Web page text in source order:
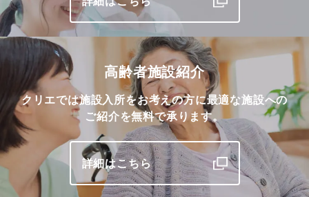
高齢者施設紹介
クリエでは施設入所をお考えの方に最適な施設への
ご紹介を無料で承ります。
詳細はこちら